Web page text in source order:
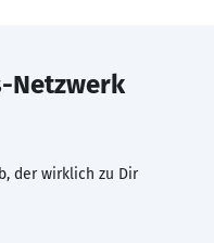
Netzwerk
der wirklich zu Dir